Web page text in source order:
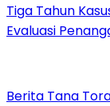
Tiga Tahun
Evaluasi
Berita Tana